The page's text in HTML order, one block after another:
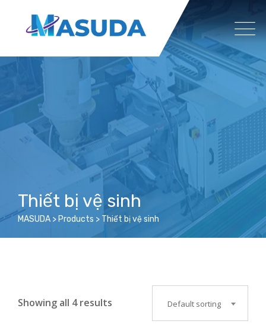
content
Thiết bị vệ sinh
MASUDA > Products > Thiết bị vệ sinh
Showing all 4 results Default sorting